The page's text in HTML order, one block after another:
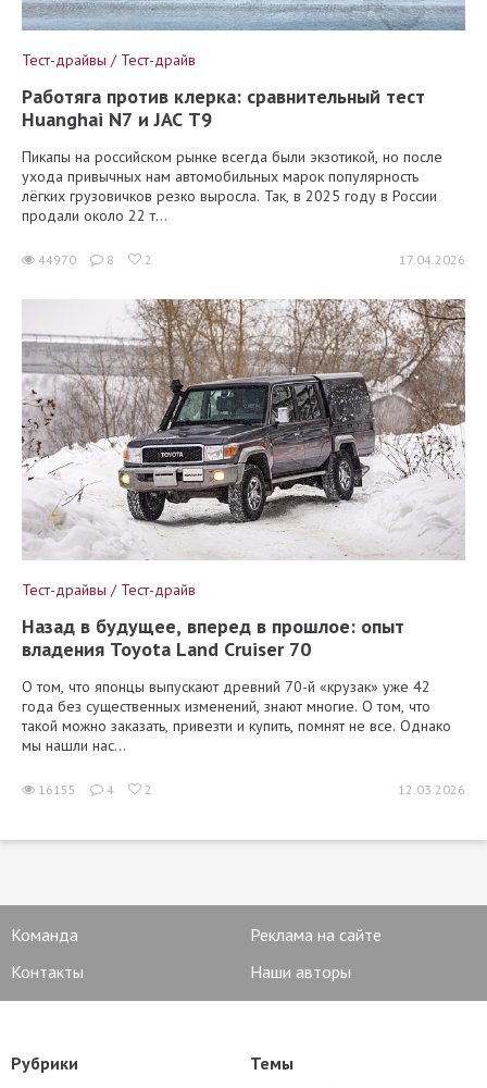
Тест-драйвы / Тест-драйв
Работяга против клерка: сравнительный тест
Huanghai N7 и JAC T9
Пикапы на российском рынке всегда были экзотикой, но после
ухода привычных нам автомобильных марок популярность
лёгких грузовичков резко выросла. Так, в 2025 году в России
продали около 22 т...
44970 8 2 17.04.2026
Тест-драйвы / Тест-драйв
Назад в будущее, вперед в прошлое: опыт
владения Toyota Land Cruiser 70
О том, что японцы выпускают древний 70-й «крузак» уже 42
года без существенных изменений, знают многие. О том, что
такой можно заказать, привезти и купить, помнят не все. Однако
мы нашли нас...
16155 4 2 12.03.2026
Команда
Реклама на сайте
Контакты
Наши авторы
Рубрики
Темы